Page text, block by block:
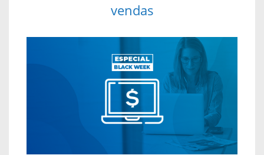
vendas